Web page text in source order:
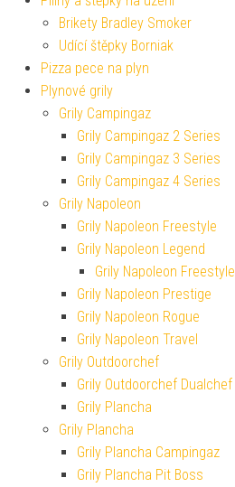
Brikety Bradley Smoker
Udící štěpky Borniak
Pizza pece na plyn
Plynové grily
Grily Campingaz
Grily Campingaz 2 Series
Grily Campingaz 3 Series
Grily Campingaz 4 Series
Grily Napoleon
Grily Napoleon Freestyle
Grily Napoleon Legend
Grily Napoleon Freestyle
Grily Napoleon Prestige
Grily Napoleon Rogue
Grily Napoleon Travel
Grily Outdoorchef
Grily Outdoorchef Dualchef
Grily Plancha
Grily Plancha
Grily Plancha Campingaz
Grily Plancha Pit Boss